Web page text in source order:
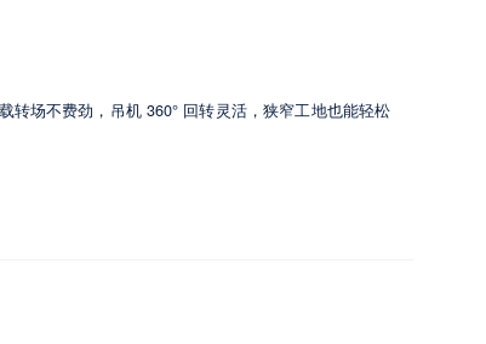
转场不费劲，吊机 360° 回转灵活，狭窄工地也能轻松